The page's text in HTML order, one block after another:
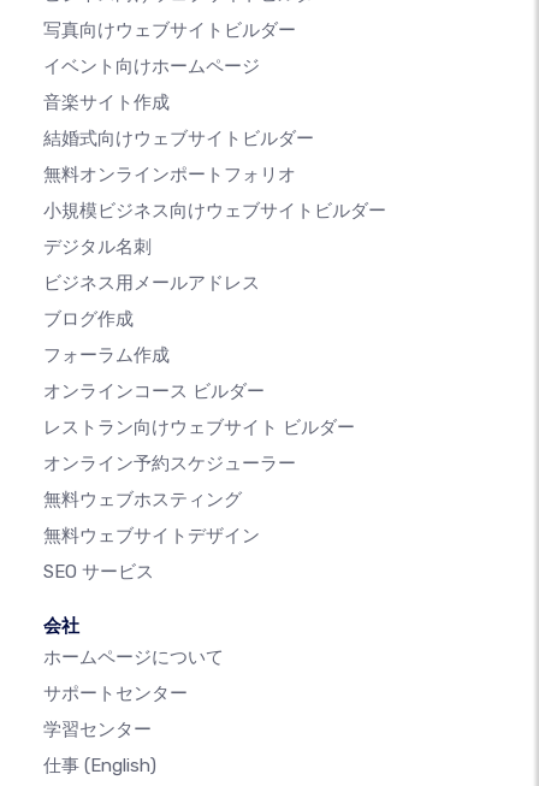
写真向けウェブサイトビルダー
イベント向けホームページ
音楽サイト作成
結婚式向けウェブサイトビルダー
無料オンラインポートフォリオ
小規模ビジネス向けウェブサイトビルダー
デジタル名刺
ビジネス用メールアドレス
ブログ作成
フォーラム作成
オンラインコース ビルダー
レストラン向けウェブサイト ビルダー
オンライン予約スケジューラー
無料ウェブホスティング
無料ウェブサイトデザイン
SEO サービス
会社
ホームページについて
サポートセンター
学習センター
仕事 (English)